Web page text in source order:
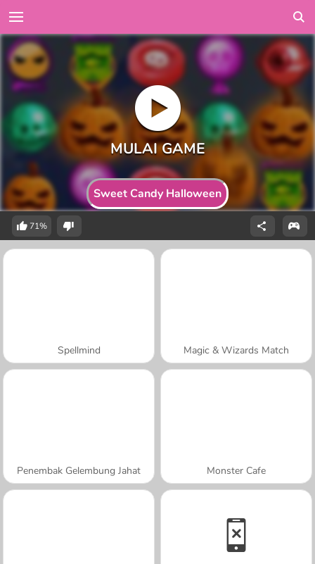
Sweet Candy Halloween
71%
Spellmind Magic & Wizards Match
Penembak Gelembung Jahat Monster Cafe